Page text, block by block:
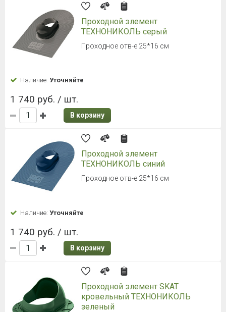
Проходной элемент
ТЕХНОНИКОЛЬ серый
Проходное отв-е 25*16 см
Наличие: Уточняйте
1 740 руб. / шт.
В корзину
Проходной элемент
ТЕХНОНИКОЛЬ синий
Проходное отв-е 25*16 см
Наличие: Уточняйте
1 740 руб. / шт.
В корзину
Проходной элемент SKAT
кровельный ТЕХНОНИКОЛЬ
зеленый